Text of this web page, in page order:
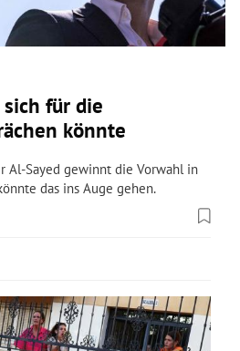
für die
könnte
Al-Sayed gewinnt die Vorwahl in
das ins Auge gehen.